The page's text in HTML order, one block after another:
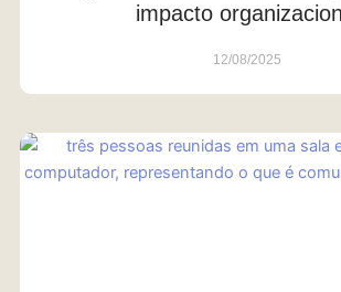
impacto
12/08/2025